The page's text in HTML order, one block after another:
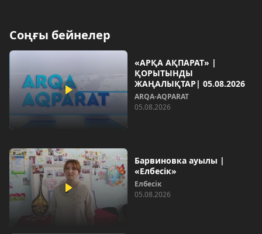
Соңғы бейнелер
«АРҚА АҚПАРАТ» |
ҚОРЫТЫНДЫ
ЖАҢАЛЫҚТАР| 05.08.2026
ARQA-AQPARAT
05.08.2026
Барвиновка ауылы |
«Елбесік»
Елбесік
05.08.2026